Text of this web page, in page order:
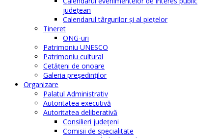
judeţean
Calendarul târgurilor şi al pieţelor
Tineret
ONG-uri
Patrimoniu UNESCO
Patrimoniu cultural
Cetăţeni de onoare
Galeria președinților
Organizare
Palatul Administrativ
Autoritatea executivă
Autoritatea deliberativă
Consilieri judeţeni
Comisii de specialitate